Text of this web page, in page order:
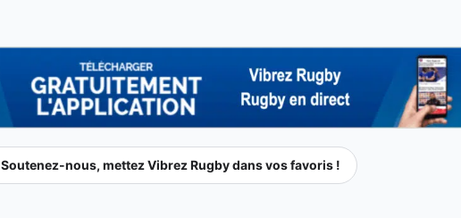
Soutenez-nous, mettez Vibrez Rugby dans vos favoris !